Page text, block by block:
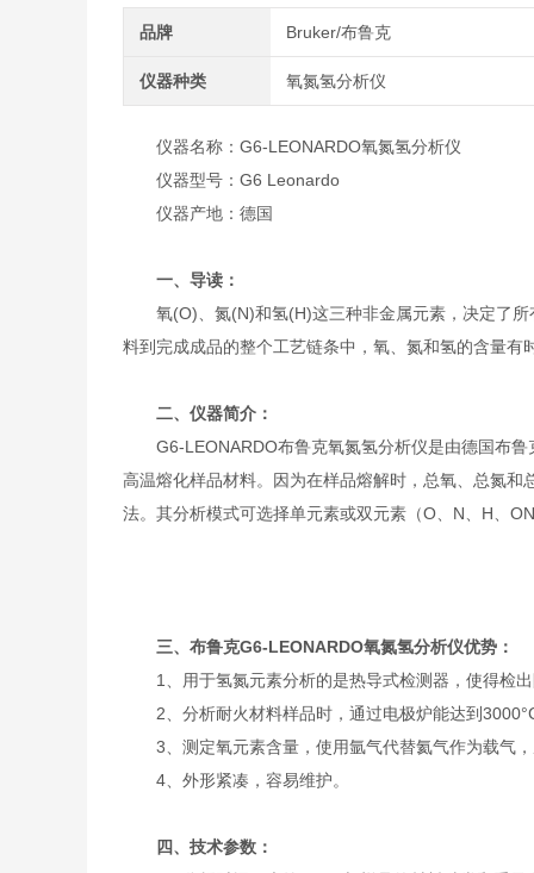
品牌 Bruker/布鲁克
仪器种类 氧氮氢分析仪
仪器名称：G6-LEONARDO氧氮氢分析仪
仪器型号：G6 Leonardo
仪器产地：德国
一、导读：
氧(O)、氮(N)和氢(H)这三种非金属元素，决定了所
料到完成成品的整个工艺链条中，氧、氮和氢的含量
二、仪器简介：
G6-LEONARDO布鲁克氧氮氢分析仪是由德国布
高温熔化样品材料。因为在样品熔解时，总氧、总氮
法。其分析模式可选择单元素或双元素（O、N、H、
三、布鲁克G6-LEONARDO氧氮氢分析仪优势：
1、用于氢氮元素分析的是热导式检测器，使得检出
2、分析耐火材料样品时，通过电极炉能达到
3、测定氧元素含量，使用氩气代替氦气作为载气，
4、外形紧凑，容易维护。
四、技术参数：